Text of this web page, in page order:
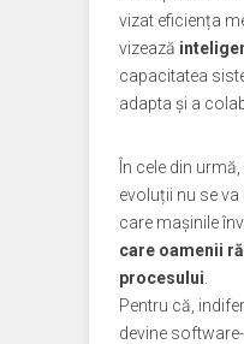
vizat eficiența
vizează
capacitatea
adapta și a
În cele din
evoluții nu se
care mașinile
care oamenii
procesului
Pentru că,
devine software-